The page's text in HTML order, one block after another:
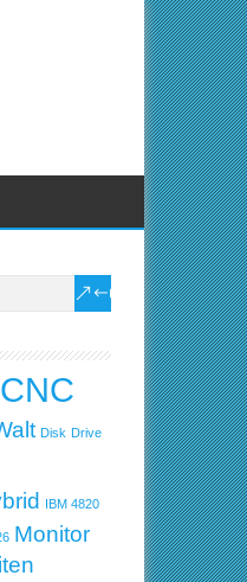
CNC
Disk Drive
IBM 4820
Monitor